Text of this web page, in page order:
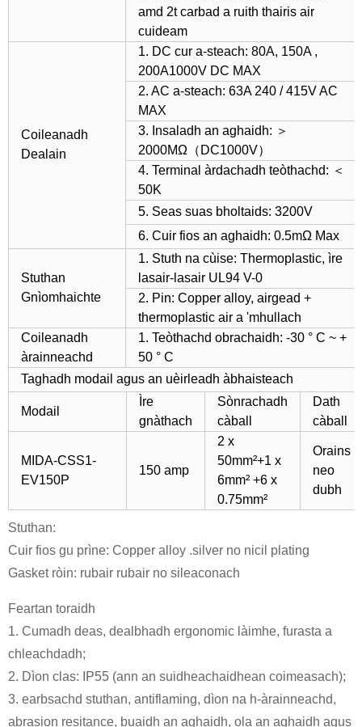
amd 2t carbad a ruith thairis air
cuideam
Coileanadh
Dealain
1. DC cur a-steach: 80A, 150A ,
200A1000V DC MAX
2. AC a-steach: 63A 240 / 415V AC
MAX
3. Insaladh an aghaidh: ＞
2000MΩ（DC1000V）
4. Terminal àrdachadh teòthachd: ＜
50K
5. Seas suas bholtaids: 3200V
6. Cuir fios an aghaidh: 0.5mΩ Max
Stuthan
Gnìomhaichte
1. Stuth na cùise: Thermoplastic, ìre
lasair-lasair UL94 V-0
2. Pin: Copper alloy, airgead +
thermoplastic air a 'mhullach
Coileanadh
àrainneachd
1. Teòthachd obrachaidh: -30 ° C ~ +
50 ° C
Taghadh modail agus an uèirleadh àbhaisteach
Modail
Ìre
gnàthach
Sònrachadh
càball
Dath
càball
MIDA-CSS1-
EV150P
150 amp
2 x
50mm²+1 x
6mm² +6 x
0.75mm²
Orains
neo
dubh
Stuthan:
Cuir fios gu prìne: Copper alloy .silver no nicil plating
Gasket ròin: rubair rubair no sileaconach
Feartan toraidh
1. Cumadh deas, dealbhadh ergonomic làimhe, furasta a
chleachdadh;
2. Dìon clas: IP55 (ann an suidheachaidhean coimeasach);
3. earbsachd stuthan, antiflaming, dìon na h-àrainneachd,
abrasion resitance, buaidh an aghaidh, ola an aghaidh agus